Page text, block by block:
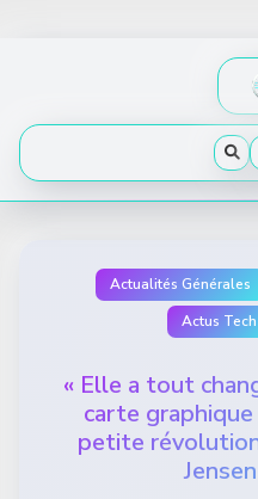
Actualités Générales
Actus Tech
« Elle a tout
carte
petite